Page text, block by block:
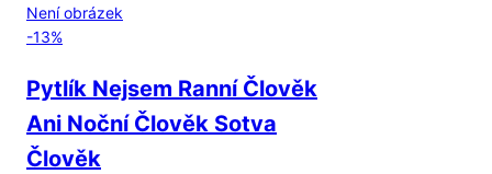
Není obrázek
-13%
Pytlík Nejsem Ranní Člověk
Ani Noční Člověk Sotva
Člověk